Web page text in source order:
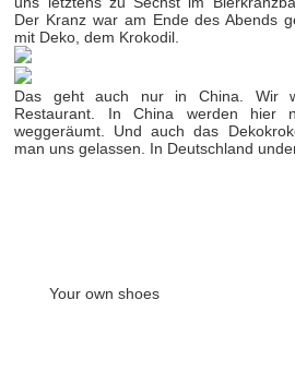
Der Kranz war am Ende des Abends
mit Deko, dem Krokodil.
Das geht auch nur in China. Wir
Restaurant. In China werden hier
weggeräumt. Und auch das
man uns gelassen. In Deutschland
Your own shoes